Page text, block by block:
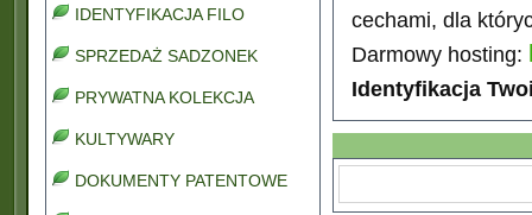
IDENTYFIKACJA FILO
SPRZEDAŻ SADZONEK
PRYWATNA KOLEKCJA
KULTYWARY
DOKUMENTY PATENTOWE
cechami, dla
Darmowy hosting:
Identyfikacja